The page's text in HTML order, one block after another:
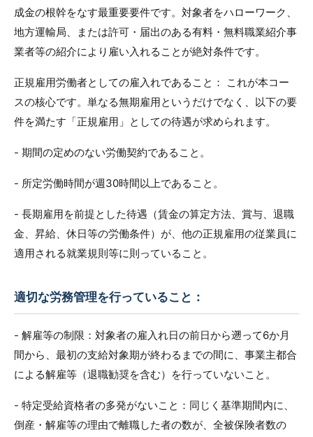
成金の根幹をなす最重要要件です。対象者をハローワーク、
地方運輸局、または許可・届出のある有料・無料職業紹介事
業者等の紹介により雇い入れることが絶対条件です。
正規雇用労働者としての雇入れであること： これが本コー
スの核心です。単なる無期雇用というだけでなく、以下の要
件を満たす「正規雇用」としての待遇が求められます。
- 期間の定めのない労働契約であること。
- 所定労働時間が週30時間以上であること。
- 長期雇用を前提とした待遇（賃金の算定方法、賞与、退職
金、昇給、休日等の労働条件）が、他の正規雇用の従業員に
適用される就業規則等に則っていること。
適切な労務管理を行っていること：
- 解雇等の制限：対象者の雇入れ日の前日から遡って6か月
間から、最初の支給対象期が終わるまでの間に、事業主都合
による解雇等（退職勧奨を含む）を行っていないこと。
- 特定受給資格者の多発がないこと：同じく基準期間内に、
倒産・解雇等の理由で離職した者の数が、全被保険者数の